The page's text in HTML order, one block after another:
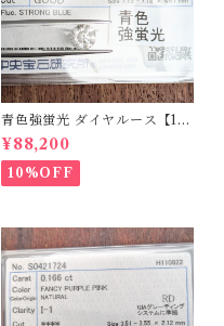
青色強蛍光 ダイヤルース【1.5
00ct】PRO208926
¥88,200
10%OFF